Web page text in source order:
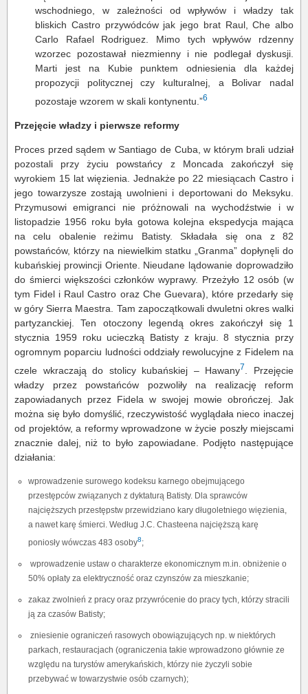
wschodniego, w zależności od wpływów i władzy tak
bliskich Castro przywódców jak jego brat Raul, Che albo
Carlo Rafael Rodriguez. Mimo tych wpływów rdzenny
wzorzec pozostawał niezmienny i nie podlegał dyskusji.
Marti jest na Kubie punktem odniesienia dla każdej
propozycji politycznej czy kulturalnej, a Bolivar nadal
pozostaje wzorem w skali kontynentu.”6
Przejęcie władzy i pierwsze reformy
Proces przed sądem w Santiago de Cuba, w którym brali udział
pozostali przy życiu powstańcy z Moncada zakończył się
wyrokiem 15 lat więzienia. Jednakże po 22 miesiącach Castro i
jego towarzysze zostają uwolnieni i deportowani do Meksyku.
Przymusowi emigranci nie próżnowali na wychodźstwie i w
listopadzie 1956 roku była gotowa kolejna ekspedycja mająca
na celu obalenie reżimu Batisty. Składała się ona z 82
powstańców, którzy na niewielkim statku „Granma” dopłynęli do
kubańskiej prowincji Oriente. Nieudane lądowanie doprowadziło
do śmierci większości członków wyprawy. Przeżyło 12 osób (w
tym Fidel i Raul Castro oraz Che Guevara), które przedarły się
w góry Sierra Maestra. Tam zapoczątkowali dwuletni okres walki
partyzanckiej. Ten otoczony legendą okres zakończył się 1
stycznia 1959 roku ucieczką Batisty z kraju. 8 stycznia przy
ogromnym poparciu ludności oddziały rewolucyjne z Fidelem na
czele wkraczają do stolicy kubańskiej – Hawany7
. Przejęcie
władzy przez powstańców pozwoliły na realizację reform
zapowiadanych przez Fidela w swojej mowie obrończej. Jak
można się było domyślić, rzeczywistość wyglądała nieco inaczej
od projektów, a reformy wprowadzone w życie poszły miejscami
znacznie dalej, niż to było zapowiadane. Podjęto następujące
działania:
wprowadzenie surowego kodeksu karnego obejmującego
przestępców związanych z dyktaturą Batisty. Dla sprawców
najcięższych przestępstw przewidziano kary długoletniego więzienia,
a nawet karę śmierci. Według J.C. Chasteena najcięższą karę
poniosły wówczas 483 osoby8;
wprowadzenie ustaw o charakterze ekonomicznym m.in. obniżenie o
50% opłaty za elektryczność oraz czynszów za mieszkanie;
zakaz zwolnień z pracy oraz przywrócenie do pracy tych, którzy stracili
ją za czasów Batisty;
zniesienie ograniczeń rasowych obowiązujących np. w niektórych
parkach, restauracjach (ograniczenia takie wprowadzono głównie ze
względu na turystów amerykańskich, którzy nie życzyli sobie
przebywać w towarzystwie osób czarnych);